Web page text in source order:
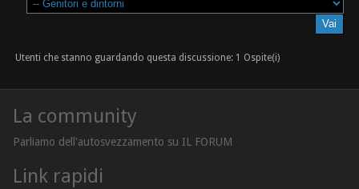
Utenti che stanno guardando questa discussione: 1 Ospite(i)
La community
Parliamo dell'autosvezzamento su IL FORUM
Link rapidi